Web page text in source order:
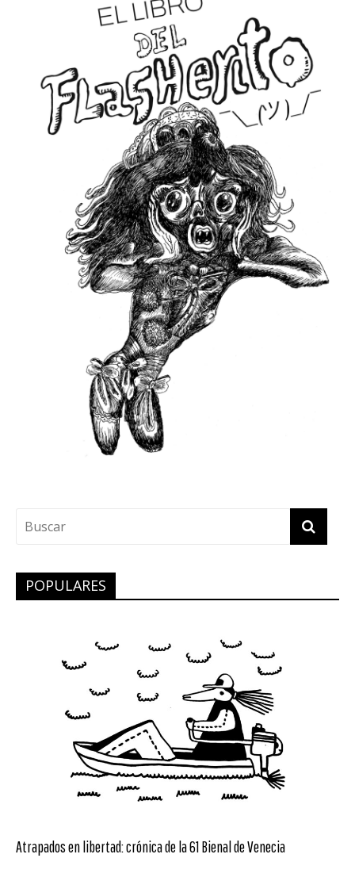
POPULARES
Atrapados en libertad: crónica de la 61 Bienal de Venecia